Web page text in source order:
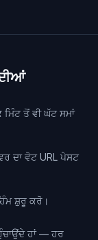
ਤੋਂ ਵੀ ਘੱਟ ਸਮਾਂ
ਦਾ ਵੋਟ URL ਪੇਸਟ
ਸ਼ੁਰੂ ਕਰੋ।
ਹਾਂ — ਹਰ